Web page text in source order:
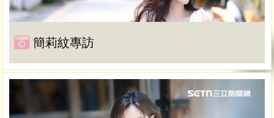
簡莉紋專訪